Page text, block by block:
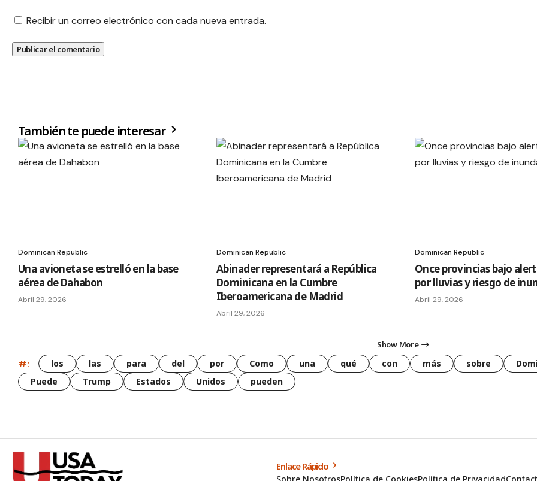
Recibir un correo electrónico con cada nueva entrada.
También te puede interesar
Dominican Republic
Una avioneta se estrelló en la base
aérea de Dahabon
Abril 29, 2026
Dominican Republic
Abinader representará a República
Dominicana en la Cumbre
Iberoamericana de Madrid
Abril 29, 2026
Dominican Republic
Once provincias bajo
por lluvias y riesgo de
Abril 29, 2026
Show More
#: los las para del por Como una qué con más sobre
Puede
Trump Estados Unidos pueden
Enlace Rápido